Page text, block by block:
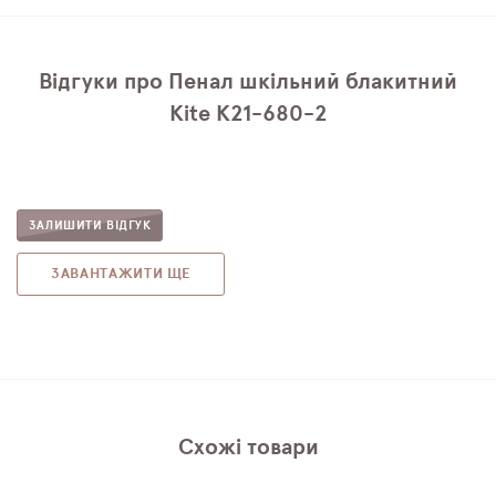
Відгуки про Пенал шкільний блакитний
Kite K21-680-2
ЗАЛИШИТИ ВІДГУК
ЗАВАНТАЖИТИ ЩЕ
Схожі товари